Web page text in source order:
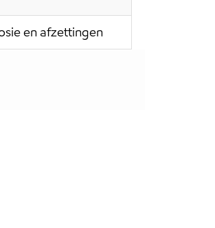
en afzettingen